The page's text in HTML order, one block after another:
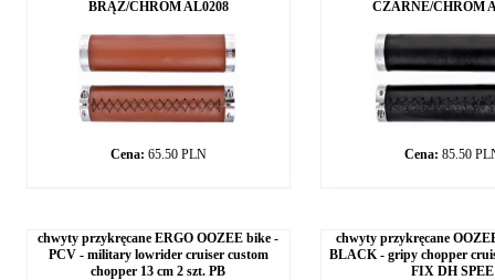
BRĄZ/CHROM AL0208
Cena: 65.50 PLN
CZARNE/CHROM
Cena: 85.50
chwyty przykręcane ERGO OOZEE bike -
PCV - military lowrider cruiser custom
chopper 13 cm 2 szt. PB
chwyty przykręcane
BLACK - gripy chopper
FIX DH SPEE